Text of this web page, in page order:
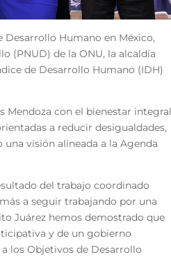
Desarrollo Humano en México,
(PNUD) de la ONU, la alcaldía
de Desarrollo Humano (IDH)
Mendoza con el bienestar
a reducir desigualdades,
visión alineada a la Agenda
del trabajo coordinado
a seguir trabajando por una
Juárez hemos demostrado que
y de un gobierno
los Objetivos de Desarrollo